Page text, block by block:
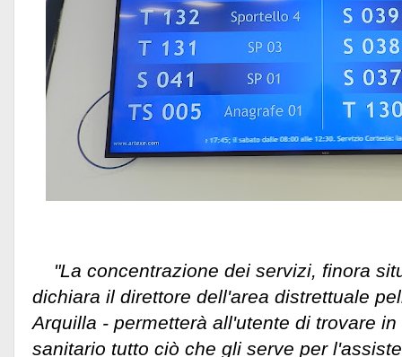
"La concentrazione dei servizi, finora
dichiara il direttore dell'area distrettuale
Arquilla - permetterà all'utente di trovare
sanitario tutto ciò che gli serve per